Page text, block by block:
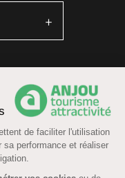
de faciliter l'utilisation
sa performance et réaliser
Fonctionnement du site
- Cookies